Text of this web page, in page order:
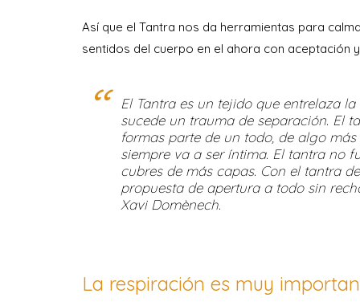
Así que el Tantra nos da herramientas para
sentidos del cuerpo en el ahora con aceptación
El Tantra es un tejido que entrelaza
sucede un trauma de separación. El
formas parte de un todo, de algo
siempre va a ser íntima. El tantra no
cubres de más capas. Con el tantra
propuesta de apertura a todo sin
Xavi Domènech.
La respiración es muy